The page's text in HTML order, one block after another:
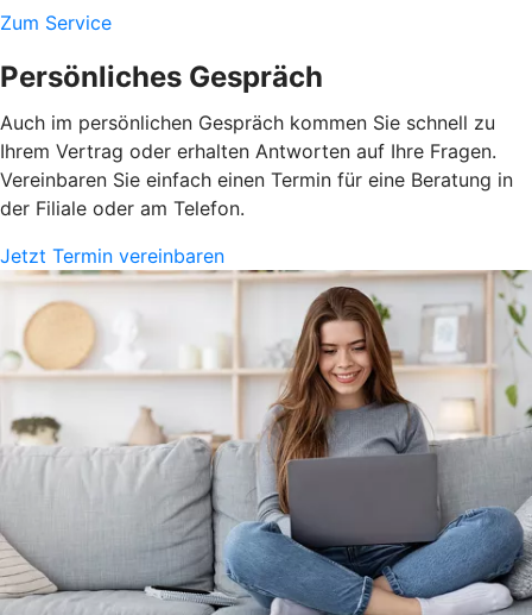
Zum Service
Persönliches Gespräch
Auch im persönlichen Gespräch kommen Sie schnell zu
Ihrem Vertrag oder erhalten Antworten auf Ihre Fragen.
Vereinbaren Sie einfach einen Termin für eine Beratung in
der Filiale oder am Telefon.
Jetzt Termin vereinbaren